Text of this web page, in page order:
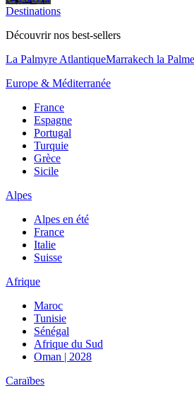
Destinations
Découvrir nos best-sellers
La Palmyre AtlantiqueMarrakech la
Europe & Méditerranée
France
Espagne
Portugal
Turquie
Grèce
Sicile
Alpes
Alpes en été
France
Italie
Suisse
Afrique
Maroc
Tunisie
Sénégal
Afrique du Sud
Oman | 2028
Caraïbes